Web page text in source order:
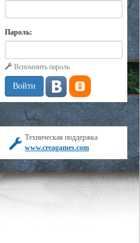
Пароль:
Вспомнить пароль
Техническая поддержка
www.creagames.com